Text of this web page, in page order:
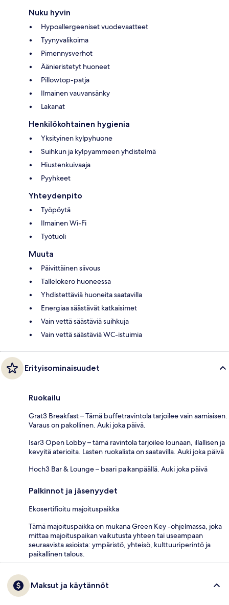
Nuku hyvin
Hypoallergeeniset vuodevaatteet
Tyynyvalikoima
Pimennysverhot
Äänieristetyt huoneet
Pillowtop-patja
Ilmainen vauvansänky
Lakanat
Henkilökohtainen hygienia
Yksityinen kylpyhuone
Suihkun ja kylpyammeen yhdistelmä
Hiustenkuivaaja
Pyyhkeet
Yhteydenpito
Työpöytä
Ilmainen Wi-Fi
Työtuoli
Muuta
Päivittäinen siivous
Tallelokero huoneessa
Yhdistettäviä huoneita saatavilla
Energiaa säästävät katkaisimet
Vain vettä säästäviä suihkuja
Vain vettä säästäviä WC-istuimia
Erityisominaisuudet
Ruokailu
Grat3 Breakfast – Tämä buffetravintola tarjoilee vain aamiaisen.
Varaus on pakollinen. Auki joka päivä.
Isar3 Open Lobby – tämä ravintola tarjoilee lounaan, illallisen ja
kevyitä aterioita. Lasten ruokalista on saatavilla. Auki joka päivä
Hoch3 Bar & Lounge – baari paikanpäällä. Auki joka päivä
Palkinnot ja jäsenyydet
Ekosertifioitu majoituspaikka
Tämä majoituspaikka on mukana Green Key -ohjelmassa, joka
mittaa majoituspaikan vaikutusta yhteen tai useampaan
seuraavista asioista: ympäristö, yhteisö, kulttuuriperintö ja
paikallinen talous.
Maksut ja käytännöt